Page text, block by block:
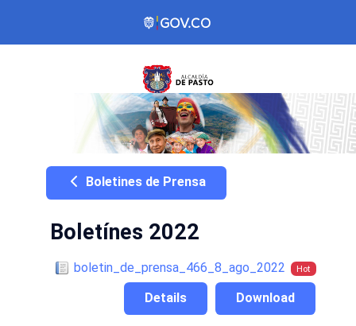
Boletines de Prensa
Boletínes 2022
boletin_de_prensa_466_8_ago_2022 Hot
Download
Details